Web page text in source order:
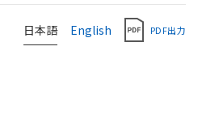
日本語 English PDF出力